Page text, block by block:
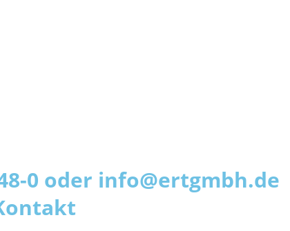
0 oder info@ertgmbh.de